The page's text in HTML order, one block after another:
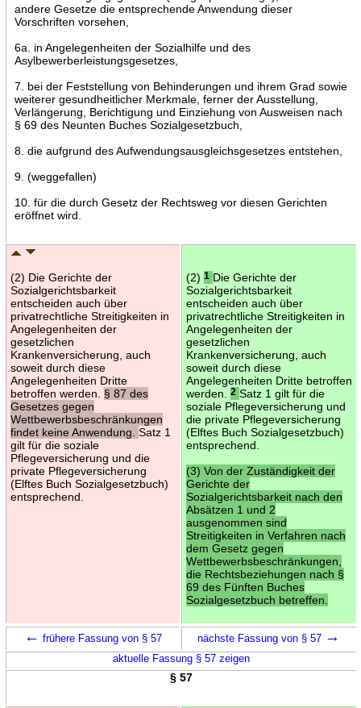
andere Gesetze die entsprechende Anwendung dieser
Vorschriften vorsehen,
6a. in Angelegenheiten der Sozialhilfe und des
Asylbewerberleistungsgesetzes,
7. bei der Feststellung von Behinderungen und ihrem Grad sowie
weiterer gesundheitlicher Merkmale, ferner der Ausstellung,
Verlängerung, Berichtigung und Einziehung von Ausweisen nach
§ 69 des Neunten Buches Sozialgesetzbuch,
8. die aufgrund des Aufwendungsausgleichsgesetzes entstehen,
9. (weggefallen)
10. für die durch Gesetz der Rechtsweg vor diesen Gerichten
eröffnet wird.
(2) Die Gerichte der
Sozialgerichtsbarkeit
entscheiden auch über
privatrechtliche Streitigkeiten in
Angelegenheiten der
gesetzlichen
Krankenversicherung, auch
soweit durch diese
Angelegenheiten Dritte
betroffen werden. § 87 des
Gesetzes gegen
Wettbewerbsbeschränkungen
findet keine Anwendung. Satz 1
gilt für die soziale
Pflegeversicherung und die
private Pflegeversicherung
(Elftes Buch Sozialgesetzbuch)
entsprechend.
(2) 1 Die Gerichte der
Sozialgerichtsbarkeit
entscheiden auch über
privatrechtliche Streitigkeiten in
Angelegenheiten der
gesetzlichen
Krankenversicherung, auch
soweit durch diese
Angelegenheiten Dritte betroffen
werden.
2 Satz 1 gilt für die
soziale Pflegeversicherung und
die private Pflegeversicherung
(Elftes Buch Sozialgesetzbuch)
entsprechend.
(3) Von der Zuständigkeit der
Gerichte der
Sozialgerichtsbarkeit nach den
Absätzen 1 und 2
ausgenommen sind
Streitigkeiten in Verfahren nach
dem Gesetz gegen
Wettbewerbsbeschränkungen,
die Rechtsbeziehungen nach §
69 des Fünften Buches
Sozialgesetzbuch betreffen.
← frühere Fassung von § 57 nächste Fassung von § 57 →
aktuelle Fassung § 57 zeigen
§ 57